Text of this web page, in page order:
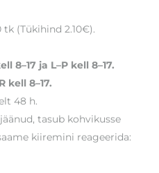
(Tükihind 2.10€).
8–17 ja L–P kell 8–17.
kell 8–17.
48 h.
tasub kohvikusse
kiiremini reageerida: